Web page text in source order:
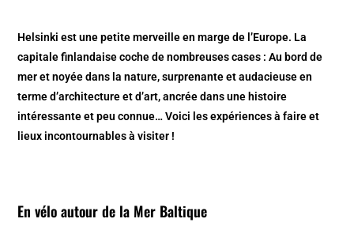
Helsinki est une petite merveille en marge de l’Europe. La
capitale finlandaise coche de nombreuses cases : Au bord de
mer et noyée dans la nature, surprenante et audacieuse en
terme d’architecture et d’art, ancrée dans une histoire
intéressante et peu connue… Voici les expériences à faire et
lieux incontournables à visiter !
En vélo autour de la Mer Baltique